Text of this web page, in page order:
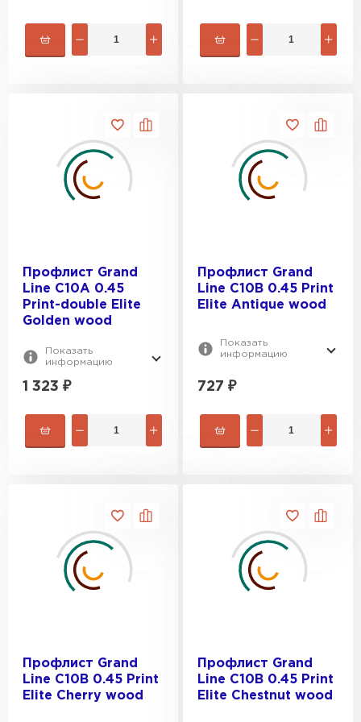
Профлист Grand
Line C10A 0.45
Print-double Elite
Golden wood
Показать
информацию
1 323 ₽
Профлист Grand
Line C10В 0.45 Print
Elite Antique wood
Показать
информацию
727 ₽
Профлист Grand
Line C10В 0.45 Print
Elite Cherry wood
Профлист Grand
Line C10В 0.45 Print
Elite Chestnut wood